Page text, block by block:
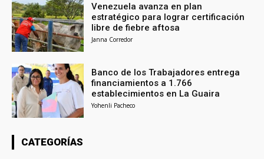
Venezuela avanza en plan
estratégico para lograr certificación
libre de fiebre aftosa
Janna Corredor
Banco de los Trabajadores entrega
financiamientos a 1.766
establecimientos en La Guaira
Yohenli Pacheco
CATEGORÍAS